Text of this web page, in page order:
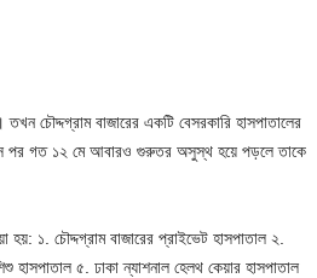
চৌদ্দগ্রাম বাজারের একটি বেসরকারি হাসপাতালের
পর গত ১২ মে আবারও গুরুতর অসুস্থ হয়ে পড়লে তাকে
হয়: ১. চৌদ্দগ্রাম বাজারের প্রাইভেট হাসপাতাল ২.
হাসপাতাল ৫. ঢাকা ন্যাশনাল হেলথ কেয়ার হাসপাতাল